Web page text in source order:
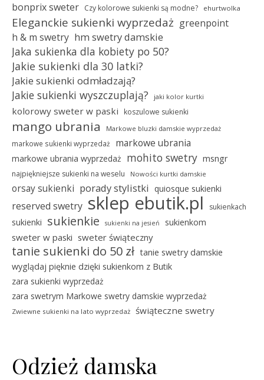
bonprix sweter Czy kolorowe sukienki są modne? ehurtwolka
Eleganckie sukienki wyprzedaż greenpoint
h & m swetry hm swetry damskie
Jaka sukienka dla kobiety po 50?
Jakie sukienki dla 30 latki?
Jakie sukienki odmładzają?
Jakie sukienki wyszczuplają? jaki kolor kurtki
kolorowy sweter w paski koszulowe sukienki
mango ubrania Markowe bluzki damskie wyprzedaż
markowe sukienki wyprzedaż markowe ubrania
markowe ubrania wyprzedaż mohito swetry msngr
najpiękniejsze sukienki na weselu Nowości kurtki damskie
orsay sukienki porady stylistki quiosque sukienki
reserved swetry sklep ebutik.pl sukienkach
sukienki sukienkie sukienki na jesień sukienkom
sweter w paski sweter świąteczny
tanie sukienki do 50 zł tanie swetry damskie
wyglądaj pięknie dzięki sukienkom z Butik
zara sukienki wyprzedaż
zara swetrym Markowe swetry damskie wyprzedaż
Zwiewne sukienki na lato wyprzedaż świąteczne swetry
Odzież damska